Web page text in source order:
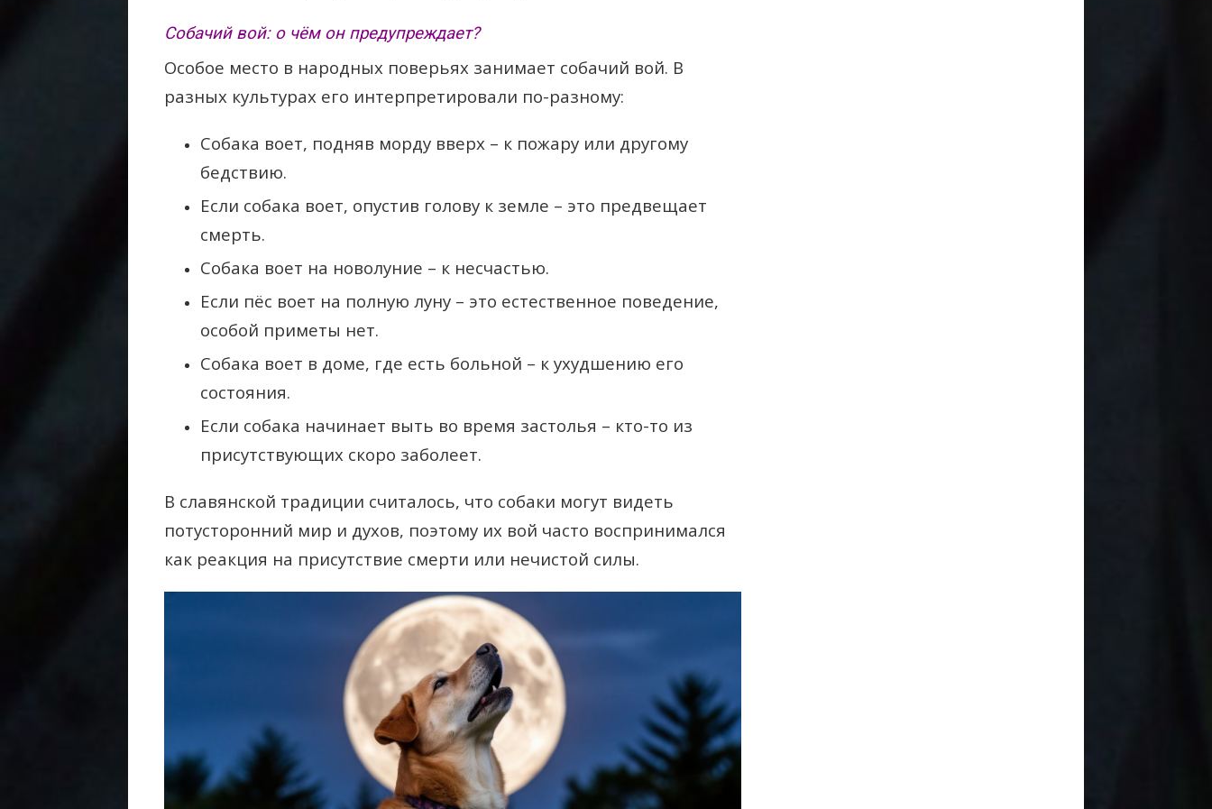
Собачий вой: о чём он предупреждает?
Особое место в народных поверьях занимает собачий вой. В
разных культурах его интерпретировали по-разному:
Собака воет, подняв морду вверх – к пожару или другому
бедствию.
Если собака воет, опустив голову к земле – это предвещает
смерть.
Собака воет на новолуние – к несчастью.
Если пёс воет на полную луну – это естественное поведение,
особой приметы нет.
Собака воет в доме, где есть больной – к ухудшению его
состояния.
Если собака начинает выть во время застолья – кто-то из
присутствующих скоро заболеет.
В славянской традиции считалось, что собаки могут видеть
потусторонний мир и духов, поэтому их вой часто воспринимался
как реакция на присутствие смерти или нечистой силы.